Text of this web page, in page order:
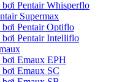
Pentair Whisperflo
Supermax
Pentair Optiflo
Pentair Intelliflo
Emaux EPH
Emaux SC